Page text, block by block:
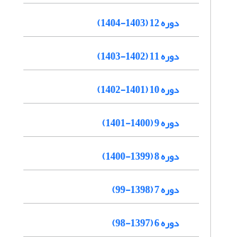
دوره 12 (1403-1404)
دوره 11 (1402-1403)
دوره 10 (1401-1402)
دوره 9 (1400-1401)
دوره 8 (1399-1400)
دوره 7 (1398-99)
دوره 6 (1397-98)